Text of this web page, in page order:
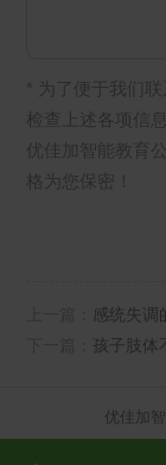
* 为了便于我们
检查上述各项信
优佳加智能教育
格为您保密！
感统失调
孩子肢体
优佳加